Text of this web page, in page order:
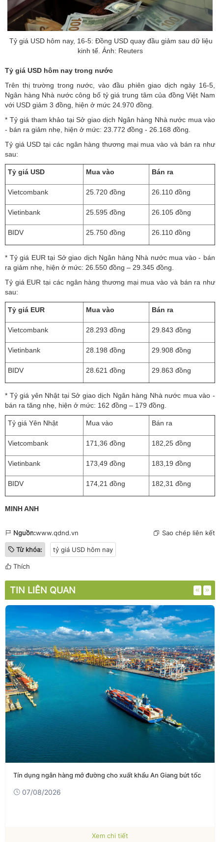
Tỷ giá USD hôm nay, 16-5: Đồng USD quay đầu giảm sau dữ liệu
kinh tế. Ảnh: Reuters
Tỷ giá USD hôm nay trong nước
Trên thị trường trong nước, vào đầu phiên giao dịch ngày 16-5,
Ngân hàng Nhà nước công bố tỷ giá trung tâm của đồng Việt Nam
với USD giảm 3 đồng, hiện ở mức 24.970 đồng.
* Tỷ giá tham khảo tại Sở giao dịch Ngân hàng Nhà nước mua vào
- bán ra giảm nhẹ, hiện ở mức: 23.772 đồng - 26.168 đồng.
Tỷ giá USDtại các ngân hàng thương mại mua vào và bán ra như
sau:
Tỷ giá USD Mua vào Bán ra
Vietcombank 25.720 đồng 26.110 đồng
Vietinbank 25.595 đồng 26.105 đồng
BIDV 25.750 đồng 26.110 đồng
* Tỷ giá EUR tại Sở giao dịch Ngân hàng Nhà nước mua vào - bán
ra giảm nhẹ, hiện ở mức: 26.550 đồng – 29.345 đồng.
Tỷ giá EUR tại các ngân hàng thương mại mua vào và bán ra như
sau:
Tỷ giá EUR Mua vào Bán ra
Vietcombank 28.293 đồng 29.843 đồng
Vietinbank 28.198 đồng 29.908 đồng
BIDV 28.621 đồng 29.863 đồng
* Tỷ giá yên Nhật tại Sở giao dịch Ngân hàng Nhà nước mua vào -
bán ra tăng nhẹ, hiện ở mức: 162 đồng – 179 đồng.
Tỷ giá Yên Nhật Mua vào Bán ra
Vietcombank 171,36 đồng 182,25 đồng
Vietinbank 173,49 đồng 183,19 đồng
BIDV 174,21 đồng 182,31 đồng
MINH ANH
Nguồn:www.qdnd.vn Sao chép liên kết
Từ khóa: tỷ giá USD hôm nay
Thích
TIN LIÊN QUAN
Tỷ giá USD hôm nay (7-8): Đồng USD tăng giá trước báo cáo việc
Xem chi tiết